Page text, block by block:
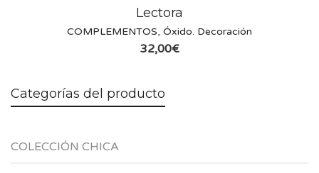
Lectora
COMPLEMENTOS, Óxido. Decoración
32,00€
Categorías del producto
COLECCIÓN CHICA